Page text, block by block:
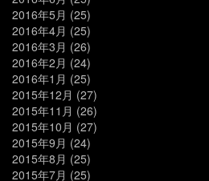
2016年5月 (25)
2016年4月 (25)
2016年3月 (26)
2016年2月 (24)
2016年1月 (25)
2015年12月 (27)
2015年11月 (26)
2015年10月 (27)
2015年9月 (24)
2015年8月 (25)
2015年7月 (25)